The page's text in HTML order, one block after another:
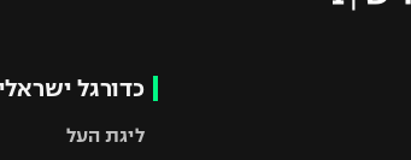
כדורגל
ליגת העל